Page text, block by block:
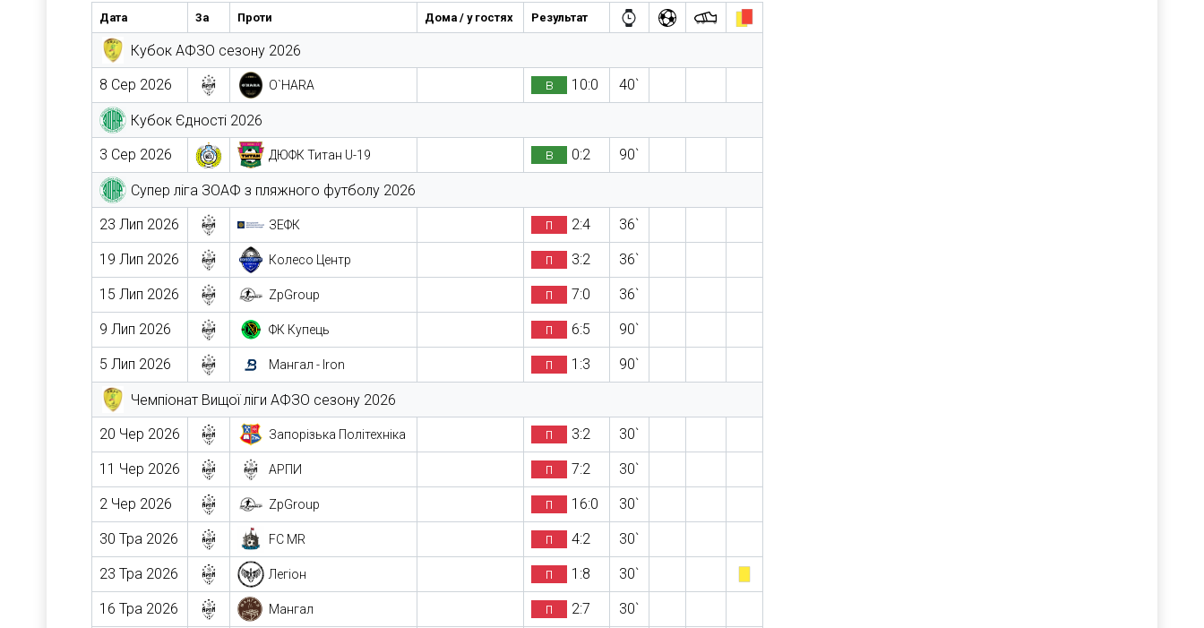
Дата За Проти Дома / у гостях Результат
Кубок АФЗО сезону 2026
8 Сер 2026 O`HARA в 10:0 40`
Кубок Єдності 2026
3 Сер 2026 ДЮФК Титан U-19 в 0:2 90`
Супер ліга ЗОАФ з пляжного футболу 2026
23 Лип 2026 ЗЕФК п 2:4 36`
19 Лип 2026 Колесо Центр п 3:2 36`
15 Лип 2026 ZpGroup п 7:0 36`
9 Лип 2026 ФК Купець п 6:5 90`
5 Лип 2026 Мангал - Iron п 1:3 90`
Чемпіонат Вищої ліги АФЗО сезону 2026
20 Чер 2026 Запорізька Політехніка п 3:2 30`
11 Чер 2026 АРПИ п 7:2 30`
2 Чер 2026 ZpGroup п 16:0 30`
30 Тра 2026 FC MR п 4:2 30`
23 Тра 2026 Легіон п 1:8 30`
16 Тра 2026 Мангал п 2:7 30`